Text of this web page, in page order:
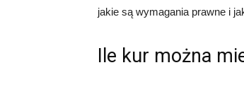
jakie są wymagania prawne i
Ile kur można